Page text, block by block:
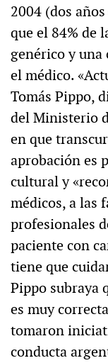
2004 (dos
que el 84% de
genérico y una
el médico.
Tomás Pippo,
del Ministerio
en que
aprobación es
cultural y
médicos, a las
profesionales
paciente con
tiene que
Pippo subraya
es muy
tomaron
conducta